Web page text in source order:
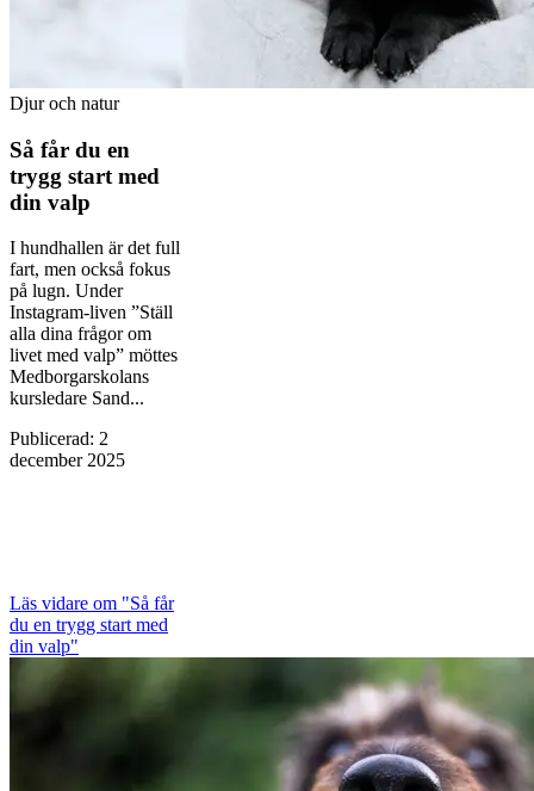
Djur och natur
Så får du en
trygg start med
din valp
I hundhallen är det full
fart, men också fokus
på lugn. Under
Instagram-liven ”Ställ
alla dina frågor om
livet med valp” möttes
Medborgarskolans
kursledare Sand...
Publicerad: 2
december 2025
Läs vidare om "Så får
du en trygg start med
din valp"